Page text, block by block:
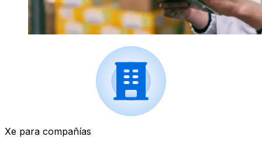
Xe para compañías